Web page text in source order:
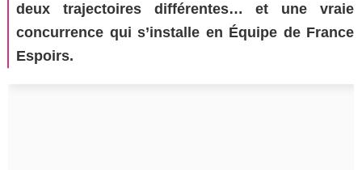
deux trajectoires différentes… et une vraie
concurrence qui s’installe en Équipe de France
Espoirs.